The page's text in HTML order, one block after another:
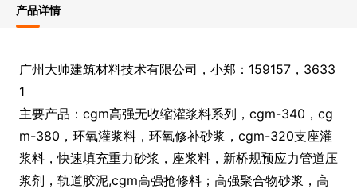
产品详情
广州大帅建筑材料技术有限公司，小郑：159157，3633
1
主要产品：cgm高强无收缩灌浆料系列，cgm-340，cg
m-380，环氧灌浆料，环氧修补砂浆，cgm-320支座灌
浆料，快速填充重力砂浆，座浆料，新桥规预应力管道压
浆剂，轨道胶泥,cgm高强抢修料；高强聚合物砂浆，高